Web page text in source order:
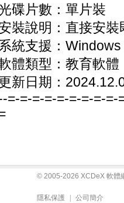
碟片數：單片裝
裝說明：直接安裝
系統支援：
體類型：教育軟體
新日期：
=-=-=-=-=-=-=-=-=-
© 2005-2026 XCDeX 軟體
隱私保護
公司簡介